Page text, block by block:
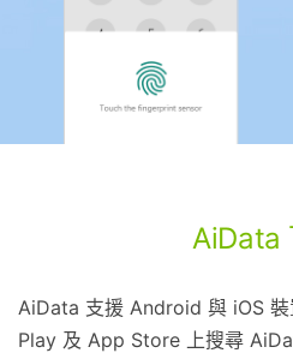
AiData
AiData 支援 Android 與 iOS
Play 及 App Store 上搜尋